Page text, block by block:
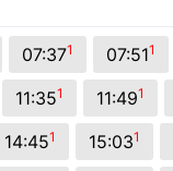
07:371 07:511
11:351 11:491
14:451 15:031